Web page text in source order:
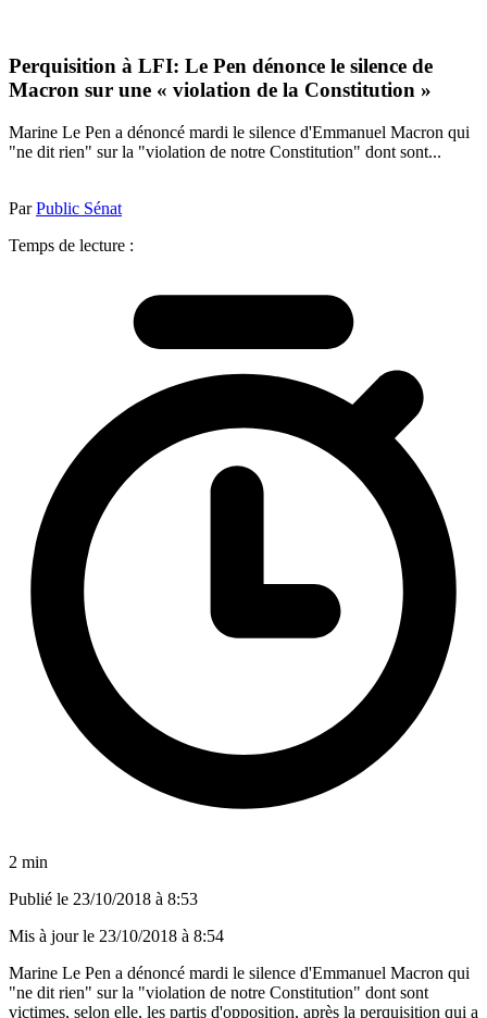
Perquisition à LFI: Le Pen dénonce le silence de
Macron sur une « violation de la Constitution »
Marine Le Pen a dénoncé mardi le silence d'Emmanuel Macron qui
"ne dit rien" sur la "violation de notre Constitution" dont sont...
ParPublic Sénat
Temps de lecture :
2 min
Publié le 23/10/2018 à 8:53
Mis à jour le 23/10/2018 à 8:54
Marine Le Pen a dénoncé mardi le silence d'Emmanuel Macron qui
"ne dit rien" sur la "violation de notre Constitution" dont sont
victimes, selon elle, les partis d'opposition, après la perquisition qui a